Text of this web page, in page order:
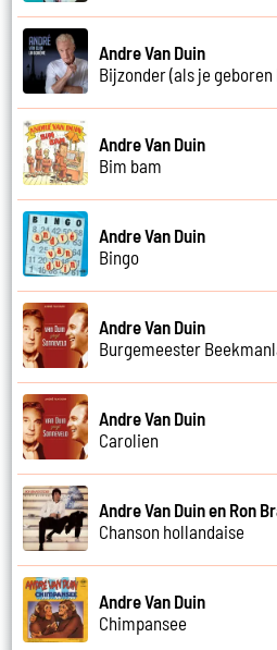
Andre Van Duin
Bijzonder (als je
Andre Van Duin
Bim bam
Andre Van Duin
Bingo
Andre Van Duin
Burgemeester
Andre Van Duin
Carolien
Andre Van Duin en Ron
Chanson hollandaise
Andre Van Duin
Chimpansee